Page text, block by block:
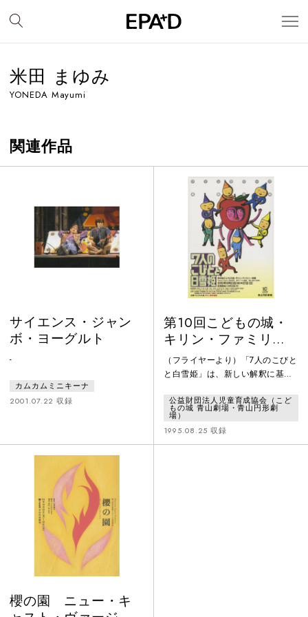
米田 まゆみ
YONEDA Mayumi
関連作品
サイエンス・ジャン
ボ・ヨーグルト
-
カムカムミニキーナ
2001.07.22 収録
第10回こどもの城・
キリン・ファミリー
劇場「7人のこびとと
白雪姫」
（フライヤーより）「7人のこびと
と白雪姫」は、新しい解釈に基づ
く新しい「白雪姫」です。「ET」
に感動し「バック・トゥ・ザ・フ
ューチャー」で青春を過ごした、
スピルバーグ世代のパパとママ
公益財団法人児童育成協会（こど
もの城 青山劇場・青山円形劇
場）
1995.08.25 収録
櫻の園 ニュー・キ